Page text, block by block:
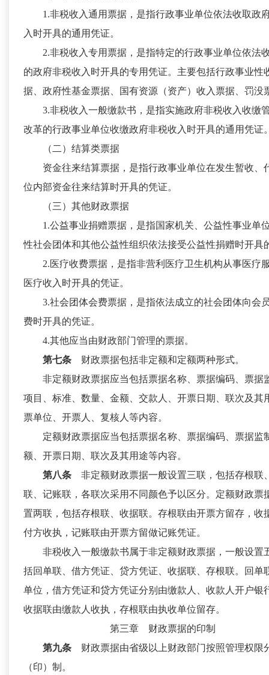
1.非税收入通用票据，是指行政事业单位依法收取政
入时开具的通用凭证。
2.非税收入专用票据，是指特定的行政事业单位依法
的政府非税收入时开具的专用凭证。主要包括行政事业性
据、政府性基金票据、国有资源（资产）收入票据、罚没
3.非税收入一般缴款书，是指实施政府非税收入收缴
改革的行政事业单位收缴政府非税收入时开具的通用凭证
（二）结算类票据
资金往来结算票据，是指行政事业单位在发生暂收、
位内部资金往来结算时开具的凭证。
（三）其他财政票据
1.公益事业捐赠票据，是指国家机关、公益性事业单
性社会团体和其他公益性组织依法接受公益性捐赠时开具
2.医疗收费票据，是指非营利医疗卫生机构从事医疗
医疗收入时开具的凭证。
3.社会团体会费票据，是指依法成立的社会团体向会
费时开具的凭证。
4.其他应当由财政部门管理的票据。
第七条 财政票据包括非定额和定额两种形式。
非定额财政票据应当包括票据名称、票据编码、票据
项目、标准、数量、金额、交款人、开票日期、联次及其
票单位、开票人、复核人等内容。
定额财政票据应当包括票据名称、票据编码、票据监
额、开票日期、联次及其用途等内容。
第八条 非定额财政票据一般设置三联，包括存根联
联、记账联，各联次采用不同颜色予以区分。定额财政票
置两联，包括存根联、收据联。存根联由开票方留存，收
付方收执，记账联由开票方留做记账凭证。
非税收入一般缴款书属于非定额财政票据，一般设置
括回单联、借方凭证、贷方凭证、收据联、存根联。回单
单位，借方凭证和贷方凭证分别由缴款人、收款人开户银
收据联由缴款人收执，存根联由执收单位留存。
第三章 财政票据的印制
第九条 财政票据由省级以上财政部门按照管理权限
（印）制。